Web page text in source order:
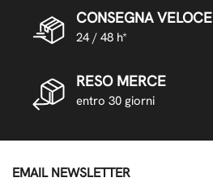
CONSEGNA VELOCE
24 / 48 h*
RESO MERCE
entro 30 giorni
EMAIL NEWSLETTER